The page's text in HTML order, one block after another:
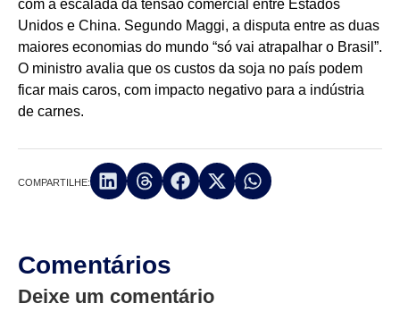
com a escalada da tensão comercial entre Estados
Unidos e China. Segundo Maggi, a disputa entre as duas
maiores economias do mundo “só vai atrapalhar o Brasil”.
O ministro avalia que os custos da soja no país podem
ficar mais caros, com impacto negativo para a indústria
de carnes.
COMPARTILHE:
Comentários
Deixe um comentário